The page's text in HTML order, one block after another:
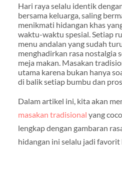
Hari raya selalu identik
bersama keluarga, saling
menikmati hidangan khas
waktu-waktu spesial. Setiap
menu andalan yang sudah
menghadirkan rasa nostalgia
meja makan. Masakan
utama karena bukan hanya
di balik setiap bumbu dan
Dalam artikel ini, kita akan
masakan tradisional yang
lengkap dengan gambaran
hidangan ini selalu jadi favorit